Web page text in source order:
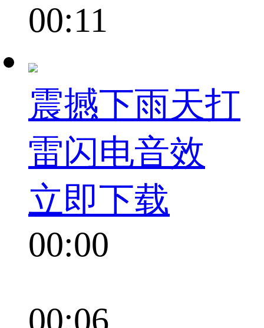
00:11
震撼下雨天打
雷闪电音效
立即下载
00:00